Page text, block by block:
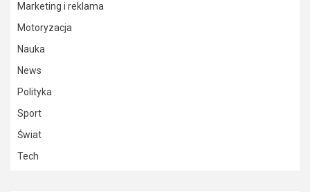
Marketing i reklama
Motoryzacja
Nauka
News
Polityka
Sport
Świat
Tech